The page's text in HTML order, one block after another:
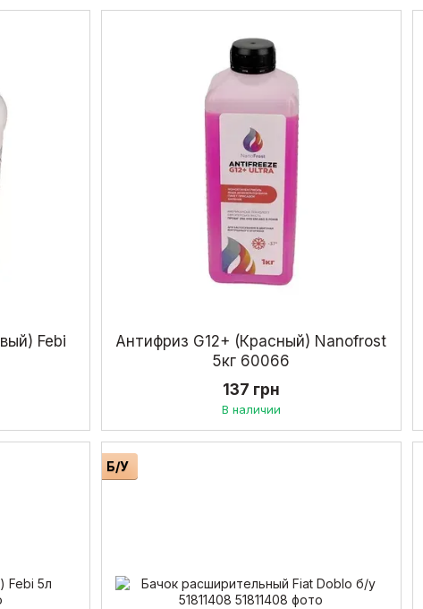
Febi
Антифриз G12+ (Красный) Nanofrost
5кг 60066
137 грн
В наличии
Б/У